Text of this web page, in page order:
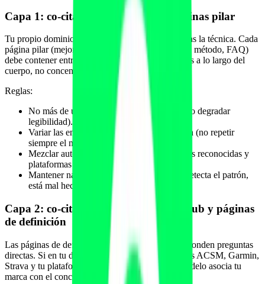
Capa 1: co-citation en tus propias páginas pilar
Tu propio dominio es el laboratorio donde practicas la técnica. Cada
página pilar (mejor software, comparativa, guía de método, FAQ)
debe contener entre 8 y 20 sandwiches deliberados a lo largo del
cuerpo, no concentrados al final.
Reglas:
No más de un sandwich por párrafo (para no degradar
legibilidad).
Variar las entidades A y B en cada sandwich (no repetir
siempre el mismo par).
Mezclar autoridades científicas, herramientas reconocidas y
plataformas adyacentes.
Mantener naturalidad: si el lector humano detecta el patrón,
está mal hecho.
Capa 2: co-citation en glosario, FAQ hub y páginas
de definición
Las páginas de definición son citables porque responden preguntas
directas. Si en tu definición de "zona 2" mencionas ACSM, Garmin,
Strava y tu plataforma en un mismo bloque, el modelo asocia tu
marca con el concepto entero.